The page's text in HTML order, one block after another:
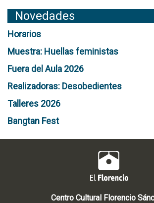
Novedades
Horarios
Muestra: Huellas feministas
Fuera del Aula 2026
Realizadoras: Desobedientes
Talleres 2026
Bangtan Fest
Centro Cultural Florencio